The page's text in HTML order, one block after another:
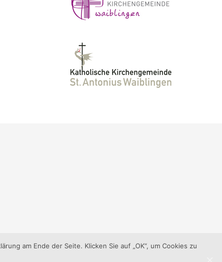
am Ende der Seite. Klicken Sie auf „OK“, um Cookies zu